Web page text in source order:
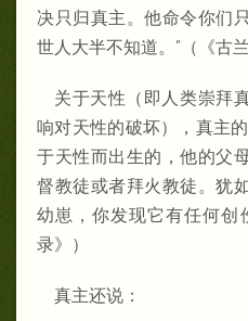
决只归真主。他命令你们
世人大半不知道。”（《古
关于天性（即人类崇拜
响对天性的破坏），真主
于天性而出生的，他的父
督教徒或者拜火教徒。犹
幼崽，你发现它有任何创
录》）
真主还说：